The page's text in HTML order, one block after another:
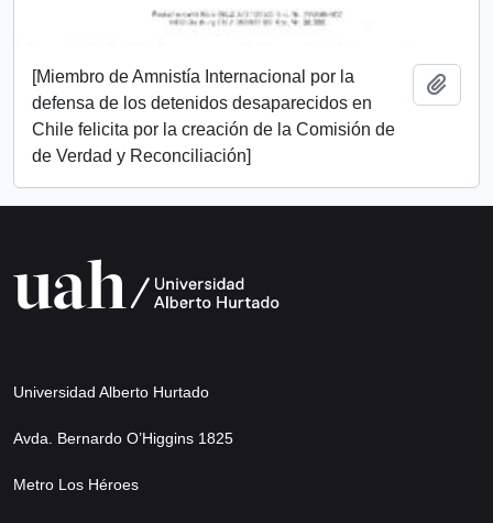
[Miembro de Amnistía Internacional por la
defensa de los detenidos desaparecidos en
Chile felicita por la creación de la Comisión de
de Verdad y Reconciliación]
Universidad Alberto Hurtado
Avda. Bernardo O’Higgins 1825
Metro Los Héroes